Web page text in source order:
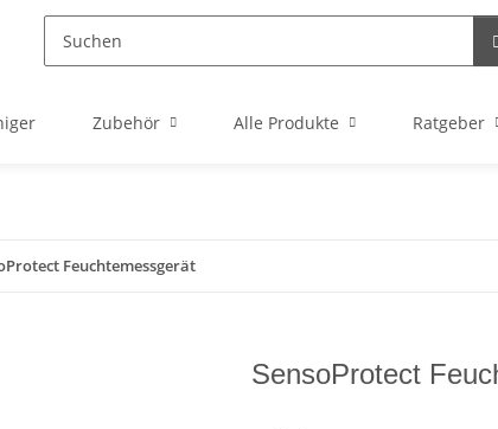
Zubehör Alle Produkte Ratgeber
Feuchtemessgerät
SensoProtect